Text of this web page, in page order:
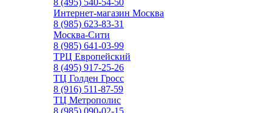
8 (495) 540-54-50
Интернет-магазин Москва
8 (985) 623-83-31
Москва-Сити
8 (985) 641-03-99
ТРЦ Европейский
8 (495) 917-25-26
ТЦ Голден Гросс
8 (916) 511-87-59
ТЦ Метрополис
8 (985) 090-02-15